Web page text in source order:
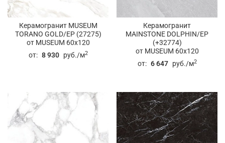
Керамогранит MUSEUM
TORANO GOLD/EP (27275)
от MUSEUM 60x120
от: 8 930 руб./м2
Керамогранит
MAINSTONE DOLPHIN/EP
(+32774)
от MUSEUM 60x120
от: 6 647 руб./м2